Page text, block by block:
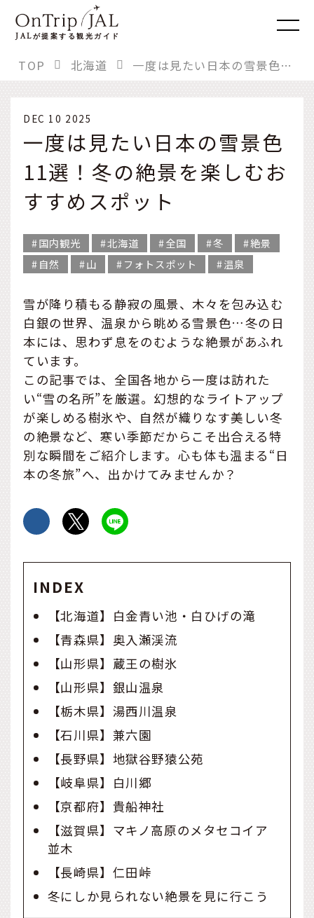
JALが提案する観光ガイド
TOP 北海道 一度は見たい日本の雪景色11選！冬の絶景を楽しむおすすめスポット
DEC 10 2025
一度は見たい日本の雪景色
11選！冬の絶景を楽しむお
すすめスポット
国内観光 北海道 全国 冬
絶景
自然
山 フォトスポット 温泉
雪が降り積もる静寂の風景、木々を包み込む
白銀の世界、温泉から眺める雪景色…冬の日
本には、思わず息をのむような絶景があふれ
ています。
この記事では、全国各地から一度は訪れた
い“雪の名所”を厳選。幻想的なライトアップ
が楽しめる樹氷や、自然が織りなす美しい冬
の絶景など、寒い季節だからこそ出合える特
別な瞬間をご紹介します。心も体も温まる“日
本の冬旅”へ、出かけてみませんか？
INDEX
【北海道】白金青い池・白ひげの滝
【青森県】奥入瀬渓流
【山形県】蔵王の樹氷
【山形県】銀山温泉
【栃木県】湯西川温泉
【石川県】兼六園
【長野県】地獄谷野猿公苑
【岐阜県】白川郷
【京都府】貴船神社
【滋賀県】マキノ高原のメタセコイア
並木
【長崎県】仁田峠
冬にしか見られない絶景を見に行こう